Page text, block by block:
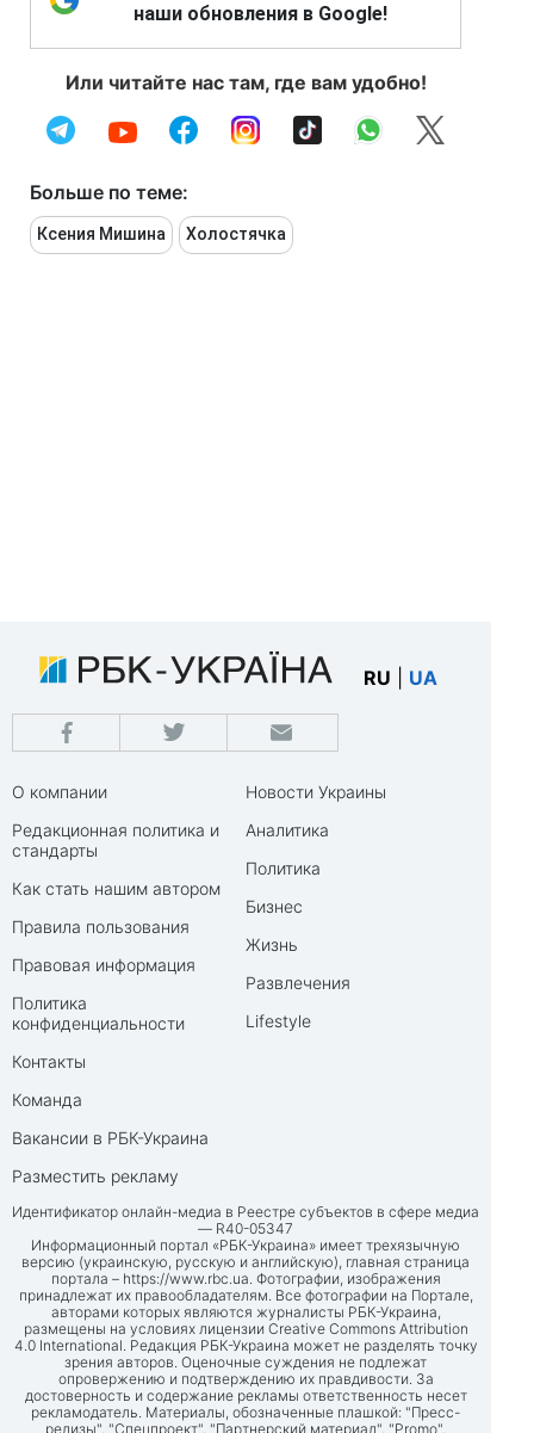
наши обновления в Google!
Или читайте нас там, где вам удобно!
Больше по теме:
Ксения Мишина Холостячка
RU UA
О компании
Редакционная политика и
стандарты
Как стать нашим автором
Правила пользования
Правовая информация
Политика
конфиденциальности
Контакты
Команда
Вакансии в РБК-Украина
Разместить рекламу
Новости Украины
Аналитика
Политика
Бизнес
Жизнь
Развлечения
Lifestyle
Идентификатор онлайн-медиа в Реестре субъектов в сфере медиа
— R40-05347
Информационный портал «РБК-Украина» имеет трехязычную
версию (украинскую, русскую и английскую), главная страница
портала – https://www.rbc.ua . Фотографии, изображения
принадлежат их правообладателям. Все фотографии на Портале,
авторами которых являются журналисты РБК-Украина,
размещены на условиях лицензии Creative Commons Attribution
4.0 International. Редакция РБК-Украина может не разделять точку
зрения авторов. Оценочные суждения не подлежат
опровержению и подтверждению их правдивости. За
достоверность и содержание рекламы ответственность несет
рекламодатель. Материалы, обозначенные плашкой: "Пресс-
релизы", "Спецпроект", "Партнерский материал", "Promo",